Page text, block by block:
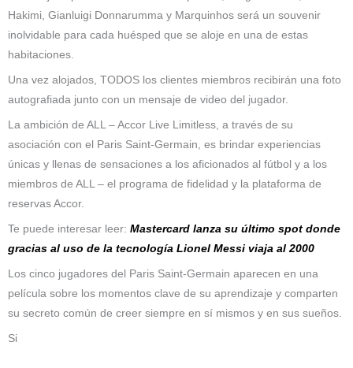
Hakimi, Gianluigi Donnarumma y Marquinhos será un souvenir
inolvidable para cada huésped que se aloje en una de estas
habitaciones.
Una vez alojados, TODOS los clientes miembros recibirán una foto
autografiada junto con un mensaje de video del jugador.
La ambición de ALL – Accor Live Limitless, a través de su
asociación con el Paris Saint-Germain, es brindar experiencias
únicas y llenas de sensaciones a los aficionados al fútbol y a los
miembros de ALL – el programa de fidelidad y la plataforma de
reservas Accor.
Te puede interesar leer: Mastercard lanza su último spot donde
gracias al uso de la tecnología Lionel Messi viaja al 2000
Los cinco jugadores del Paris Saint-Germain aparecen en una
película sobre los momentos clave de su aprendizaje y comparten
su secreto común de creer siempre en sí mismos y en sus sueños.
Si